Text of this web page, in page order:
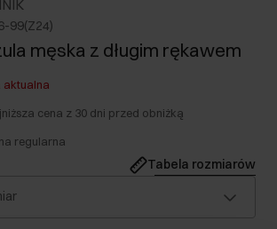
99(Z24)
męska z długim rękawem
aktualna
cena z 30 dni przed obniżką
regularna
Tabela rozmiarów